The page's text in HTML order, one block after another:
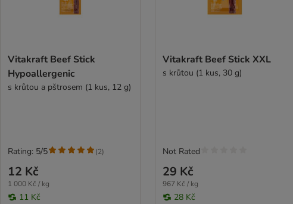
Vitakraft Beef Stick
Hypoallergenic
s krůtou a pštrosem (1 kus, 12 g)
12 Kč
1 000 Kč / kg
11 Kč
Rating: 5/5 (2)
Vitakraft Beef Stick XXL
s krůtou (1 kus, 30 g)
29 Kč
967 Kč / kg
28 Kč
Not Rated